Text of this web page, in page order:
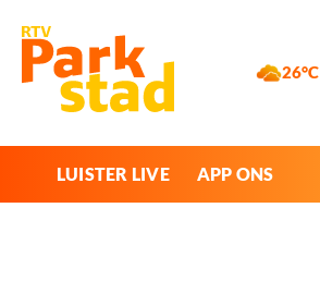
26°C
LUISTER LIVE APP ONS